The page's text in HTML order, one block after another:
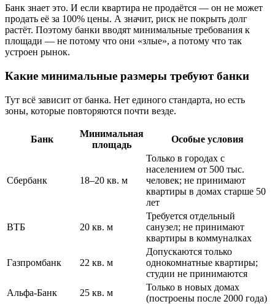
Банк знает это. И если квартира не продаётся — он не может
продать её за 100% цены. А значит, риск не покрыть долг
растёт. Поэтому банки вводят минимальные требования к
площади — не потому что они «злые», а потому что так
устроен рынок.
Какие минимальные размеры требуют банки
Тут всё зависит от банка. Нет единого стандарта, но есть
зоны, которые повторяются почти везде.
Банк
Минимальная
площадь
Особые условия
Сбербанк 18–20 кв. м
Только в городах с
населением от 500 тыс.
человек; не принимают
квартиры в домах старше 50
лет
ВТБ 20 кв. м
Требуется отдельный
санузел; не принимают
квартиры в коммуналках
Газпромбанк 22 кв. м
Допускаются только
однокомнатные квартиры;
студии не принимаются
Альфа-Банк
25 кв. м
Только в новых домах
(построены после 2000 года)